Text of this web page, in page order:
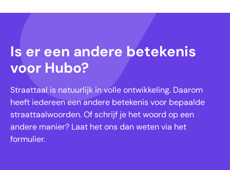
Is er een andere betekenis
voor Hubo?
Straattaal is natuurlijk in volle ontwikkeling. Daarom
heeft iedereen een andere betekenis voor bepaalde
straattaalwoorden. Of schrijf je het woord op een
andere manier? Laat het ons dan weten via het
formulier.